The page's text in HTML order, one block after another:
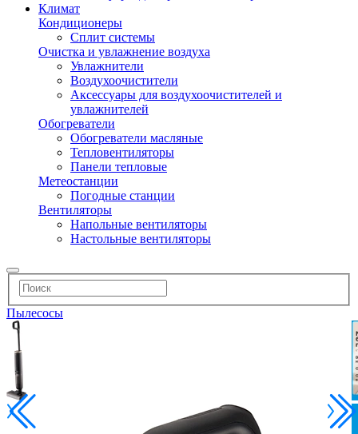
Климат
Кондиционеры
Сплит системы
Очистка и увлажнение воздуха
Увлажнители
Воздухоочистители
Аксессуары для воздухоочистителей и
увлажнителей
Обогреватели
Обогреватели масляные
Тепловентиляторы
Панели тепловые
Метеостанции
Погодные станции
Вентиляторы
Напольные вентиляторы
Настольные вентиляторы
Пылесосы